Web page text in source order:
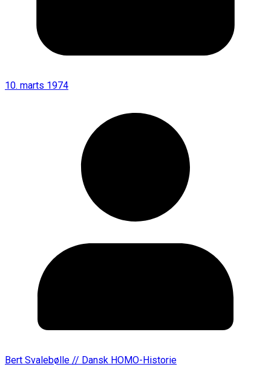
10. marts 1974
Bert Svalebølle // Dansk HOMO-Historie